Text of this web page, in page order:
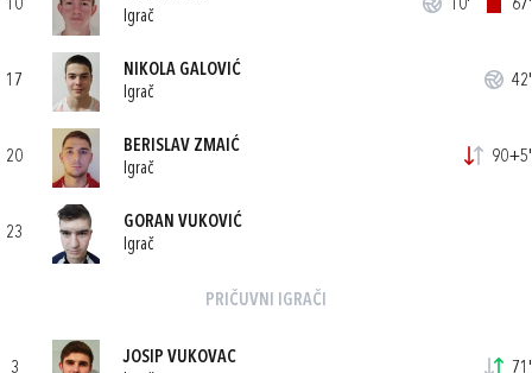
10
Igrač
10' 67'
17
NIKOLA GALOVIĆ
Igrač
42'
20
BERISLAV ZMAIĆ
Igrač
90+5'
23
GORAN VUKOVIĆ
Igrač
PRIČUVNI IGRAČI
3
JOSIP VUKOVAC
71'